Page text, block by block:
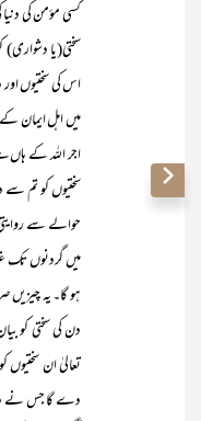
کسی مؤمن کی
سختی(یا
اس کی سختیوں
میں اہل ایمان
اجر اللہ کے ہاں
سختیوں کو تم
حوالے سے
میں گردنوں
ہو گا۔ یہ
دن کی سختی کو
تعالیٰ ان
دے گا جس نے